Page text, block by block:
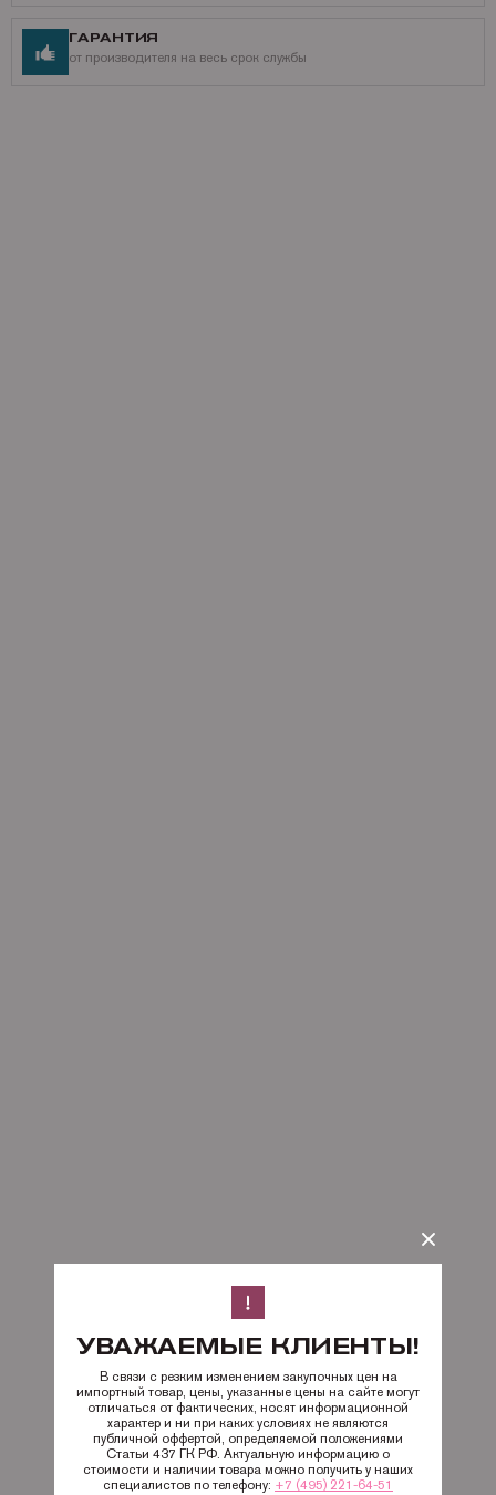
ГАРАНТИЯ
от производителя на весь срок службы
УВАЖАЕМЫЕ КЛИЕНТЫ!
В связи с резким изменением закупочных цен на
импортный товар, цены, указанные цены на сайте могут
отличаться от фактических, носят информационной
характер и ни при каких условиях не являются
публичной оффертой, определяемой положениями
Статьи 437 ГК РФ. Актуальную информацию о
стоимости и наличии товара можно получить у наших
специалистов по телефону: +7 (495) 221-64-51